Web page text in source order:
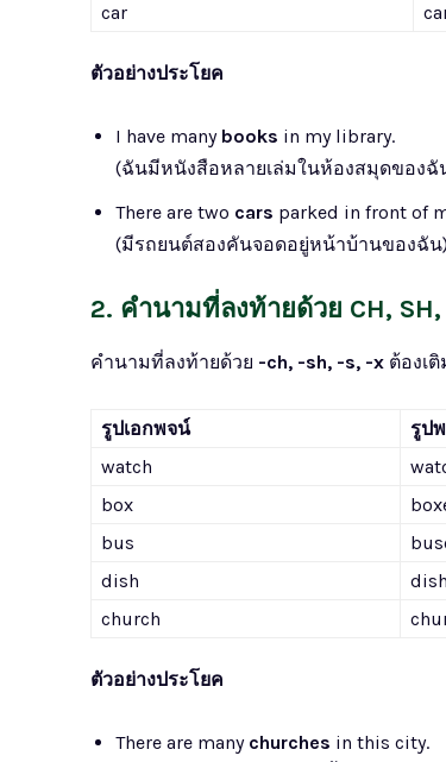
car
ตัวอย่างประโยค
I have many books in my library.
(ฉันมีหนังสือหลายเล่มในห้องสมุดของฉั
There are two cars parked in front of
(มีรถยนต์สองคันจอดอยู่หน้าบ้านของฉัน)
2. คำนามที่ลงท้ายด้วย CH, SH,
คำนามที่ลงท้ายด้วย -ch, -sh, -s, -x ต้องเติ
รูปเอกพจน์ รูป
watch
box
bus
dish
church
ตัวอย่างประโยค
There are many churches in this city.